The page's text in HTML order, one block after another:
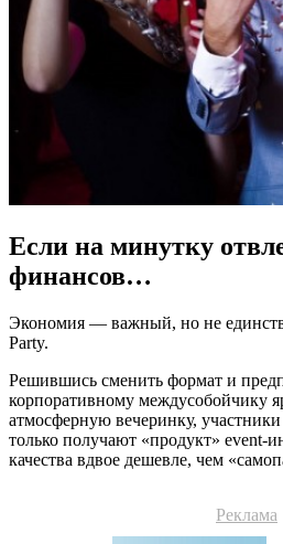
Если на минутку
финансов…
Экономия — важный, но не
Party.
Решившись сменить формат и
корпоративному междусобойчику
атмосферную вечеринку,
только получают «продукт» event-
качества вдвое дешевле, чем
Реклама